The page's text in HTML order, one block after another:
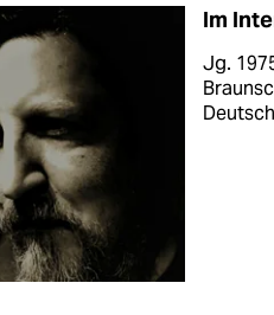
Im
Jg.